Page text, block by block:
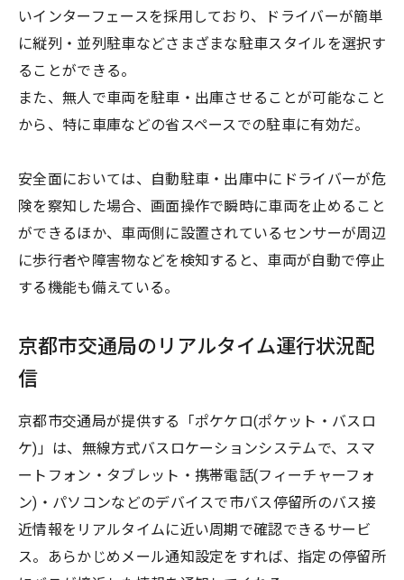
いインターフェースを採用しており、ドライバーが簡単
に縦列・並列駐車などさまざまな駐車スタイルを選択す
ることができる。
また、無人で車両を駐車・出庫させることが可能なこと
から、特に車庫などの省スペースでの駐車に有効だ。
安全面においては、自動駐車・出庫中にドライバーが危
険を察知した場合、画面操作で瞬時に車両を止めること
ができるほか、車両側に設置されているセンサーが周辺
に歩行者や障害物などを検知すると、車両が自動で停止
する機能も備えている。
京都市交通局のリアルタイム運行状況配
信
京都市交通局が提供する「ポケケロ(ポケット・バスロ
ケ)」は、無線方式バスロケーションシステムで、スマ
ートフォン・タブレット・携帯電話(フィーチャーフォ
ン)・パソコンなどのデバイスで市バス停留所のバス接
近情報をリアルタイムに近い周期で確認できるサービ
ス。あらかじめメール通知設定をすれば、指定の停留所